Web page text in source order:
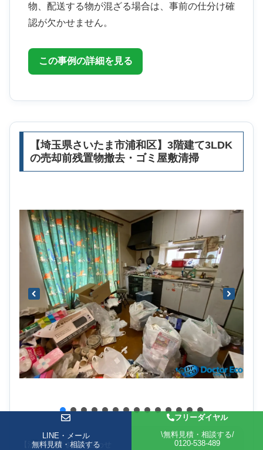
物、配送する物が混ざる場合は、事前の仕分け確
認が欠かせません。
この事例の詳細を見る
【埼玉県さいたま市浦和区】3階建て3LDK
の売却前残置物撤去・ゴミ屋敷清掃
最終的な費用
LINE・メール
【法人専用】お問い合わせ
LINE・メール
無料見積・相談する
フリーダイヤル
\無料見積・相談する/
0120-538-489